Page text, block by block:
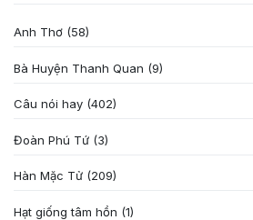
Anh Thơ (58)
Bà Huyện Thanh Quan (9)
Câu nói hay (402)
Đoàn Phú Tứ (3)
Hàn Mặc Tử (209)
Hạt giống tâm hồn (1)